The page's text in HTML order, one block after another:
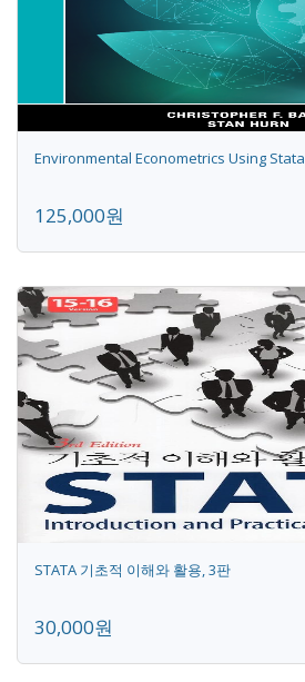
Environmental Econometrics Using Stata
125,000원
STATA 기초적 이해와 활용, 3판
30,000원